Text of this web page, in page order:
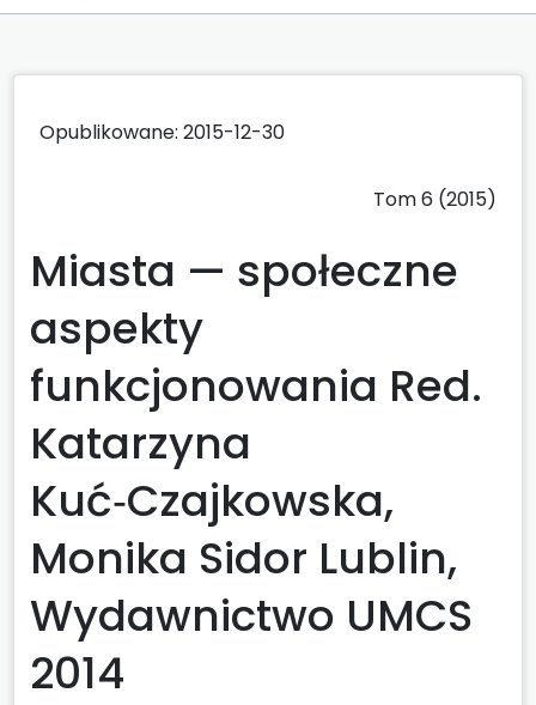
Opublikowane: 2015-12-30
Tom 6 (2015)
Miasta — społeczne
aspekty
funkcjonowania Red.
Katarzyna
Kuć‑Czajkowska,
Monika Sidor Lublin,
Wydawnictwo UMCS
2014